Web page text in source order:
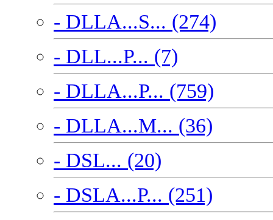
- DLLA...S... (274)
- DLL...P... (7)
- DLLA...P... (759)
- DLLA...M... (36)
- DSL... (20)
- DSLA...P... (251)